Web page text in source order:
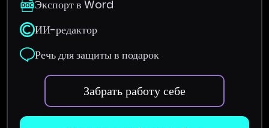
Экспорт в Word
ИИ-редактор
Речь для защиты в подарок
Забрать работу себе